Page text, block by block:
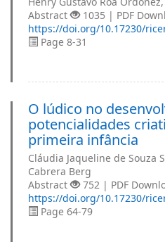
Abstract
1035 | PDF
https://doi.org/10.17230/
Page 8-31
O lúdico no
potencialidades
primeira infância
Cláudia Jaqueline de Souza
Cabrera Berg
Abstract
752 | PDF
https://doi.org/10.17230/
Page 64-79